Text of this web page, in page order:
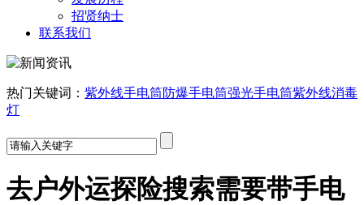
招贤纳士
联系我们
热门关键词： 紫外线手电筒防爆手电筒强光手电筒紫外线消毒
灯
去户外运探险搜索需要带手电